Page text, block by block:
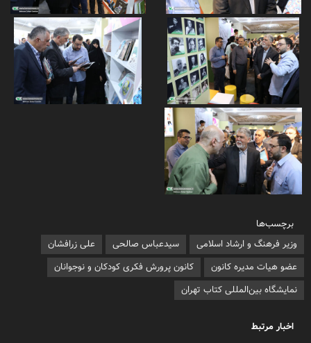
برچسب‌ها
وزیر فرهنگ و ارشاد اسلامی
سیدعباس صالحی
علی زرافشان
عضو هیات مدیره کانون
کانون پرورش فکری کودکان و نوجوانان
نمایشگاه بین‌المللی کتاب تهران
اخبار مرتبط